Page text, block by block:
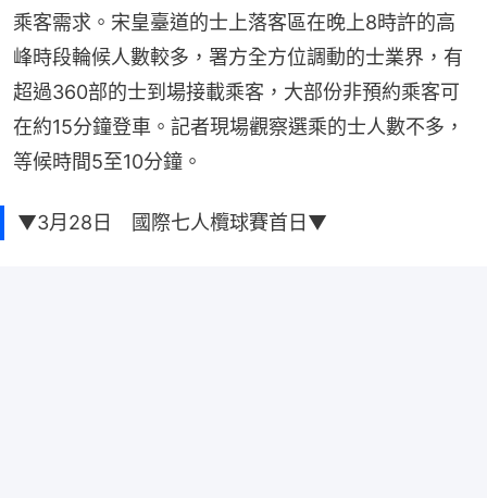
乘客需求。宋皇臺道的士上落客區在晚上8時許的高
峰時段輪候人數較多，署方全方位調動的士業界，有
超過360部的士到場接載乘客，大部份非預約乘客可
在約15分鐘登車。記者現場觀察選乘的士人數不多，
等候時間5至10分鐘。
▼3月28日 國際七人欖球賽首日▼